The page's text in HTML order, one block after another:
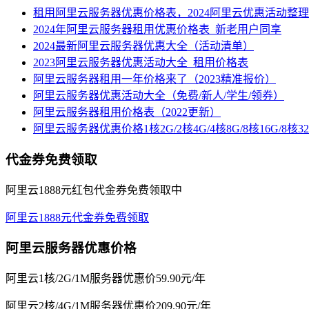
租用阿里云服务器优惠价格表，2024阿里云优惠活动整理
2024年阿里云服务器租用优惠价格表_新老用户同享
2024最新阿里云服务器优惠大全（活动清单）
2023阿里云服务器优惠活动大全_租用价格表
阿里云服务器租用一年价格来了（2023精准报价）
阿里云服务器优惠活动大全（免费/新人/学生/领券）
阿里云服务器租用价格表（2022更新）
阿里云服务器优惠价格1核2G/2核4G/4核8G/8核16G/8核
代金券免费领取
阿里云1888元红包代金券免费领取中
阿里云1888元代金券免费领取
阿里云服务器优惠价格
阿里云1核/2G/1M服务器优惠价59.90元/年
阿里云2核/4G/1M服务器优惠价209.90元/年